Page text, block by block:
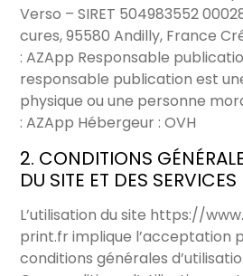
Verso – SIRET 504983552
cures, 95580 Andilly, France
:AZApp Responsable
responsable publication est
physique ou une personne
:AZApp Hébergeur : OVH
2. CONDITIONS
DU SITE ET DES
L’utilisation du site https://
print.frimplique l’acceptation
conditions générales